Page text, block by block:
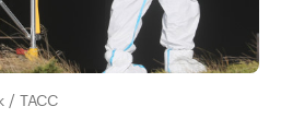
/ ТАСС